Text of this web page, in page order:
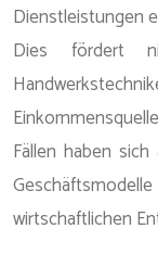
Dienstleistungen
Dies fördert
Fällen haben
wirtschaftlichen